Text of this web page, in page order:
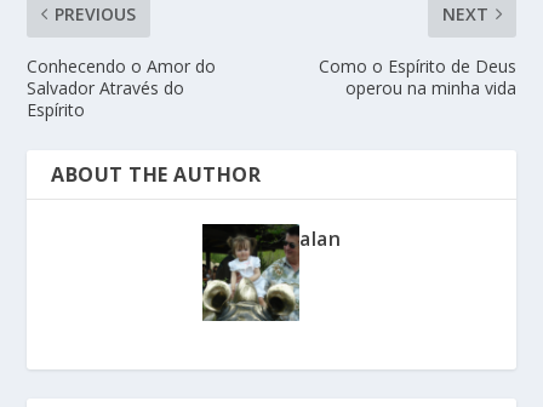
PREVIOUS
Conhecendo o Amor do
Salvador Através do
Espírito
NEXT
Como o Espírito de Deus
operou na minha vida
ABOUT THE AUTHOR
alan